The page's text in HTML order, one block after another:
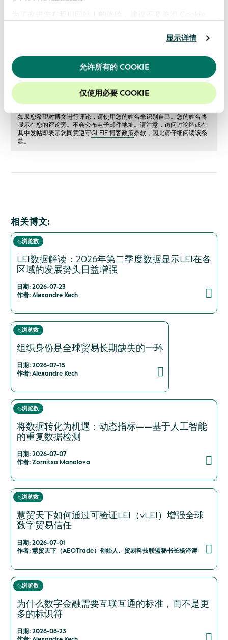
显示详情
允许所有的 COOKIE
仅使用必要 COOKIE
如果您希望对博文进行评论，请使用您的姓名来识别自己。您的姓名将
显示在您的评论旁。不会公布电子邮件地址。请注意，访问讨论区或在
其中发帖即表示您同意遵守GLEIF 博客政策条款，因此请仔细阅读该条
款。
相关博文:
浏览数
LEI数据解读：2026年第二季度数据显示LEI在各
区域的发展势头日益增强
日期: 2026-07-23
作者: Alexandre Kech
浏览数
组织身份是全球贸易长期缺失的一环
日期: 2026-07-15
作者: Alexandre Kech
浏览数
将数据转化为机遇：动态指标——基于人工智能
的重复数据检测
日期: 2026-07-07
作者: Zornitsa Manolova
浏览数
慧贸天下如何通过可验证LEI（vLEI）增强全球
数字贸易信任
日期: 2026-07-01
作者: 慧贸天下（AEOTrade）创始人、贸易科技联盟秘书长杨泽涛
浏览数
为什么数字金融需要互联互通的标准，而不是更
多的标识符
日期: 2026-06-23